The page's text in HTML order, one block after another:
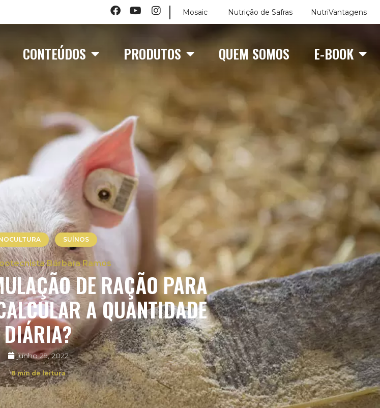
Mosaic Nutrição de Safras NutriVantagens
CONTEÚDOS PRODUTOS QUEM SOMOS E-BOOK
SUÍNOS
Bárbara Ramos
DE RAÇÃO PARA
A QUANTIDADE
DIÁRIA?
junho 29, 2022
8 min de leitura